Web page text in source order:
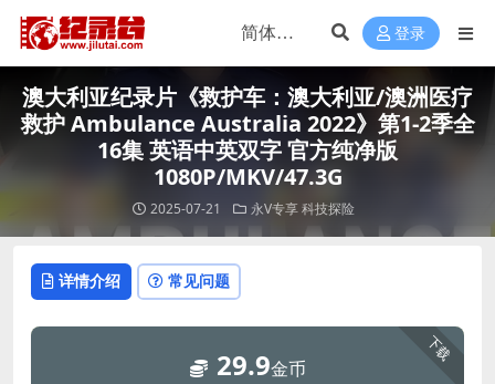
登录
澳大利亚纪录片《救护车：澳大利亚/澳洲医疗
救护 Ambulance Australia 2022》第1-2季全
16集 英语中英双字 官方纯净版
1080P/MKV/47.3G
2025-07-21 永V专享 科技探险
详情介绍 常见问题
下载
29.9金币